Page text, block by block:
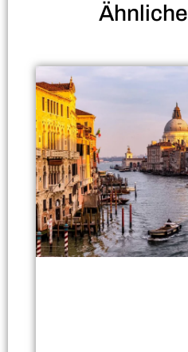
Ähnliche